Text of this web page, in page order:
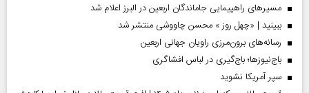
مسیر‌های راهپیمایی جاماندگان اربعین در البرز اعلام شد
ببینید | «چهل روز » محسن چاووشی منتشر شد
رسانه‌های برون‌مرزی راویان جهانی اربعین
باج‌نیوزها؛ باج‌گیری در لباس افشاگری
سپر آمریکا نشوید